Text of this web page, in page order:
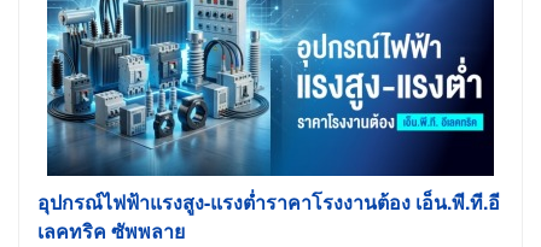
อุปกรณ์ไฟฟ้าแรงสูง-แรงต่ำราคาโรงงานต้อง เอ็น.พี.ที.อี
เลคทริค ซัพพลาย